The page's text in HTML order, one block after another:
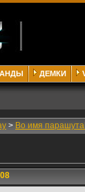
ДЕМКИ
> Во имя